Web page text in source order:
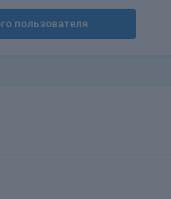
пользователя